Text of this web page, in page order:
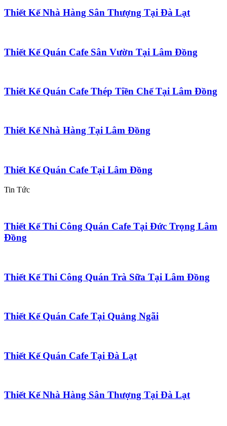
Thiết Kế Nhà Hàng Sân Thượng Tại Đà Lạt
Thiết Kế Quán Cafe Sân Vườn Tại Lâm Đồng
Thiết Kế Quán Cafe Thép Tiền Chế Tại Lâm Đồng
Thiết Kế Nhà Hàng Tại Lâm Đồng
Thiết Kế Quán Cafe Tại Lâm Đồng
Tin Tức
Thiết Kế Thi Công Quán Cafe Tại Đức Trọng Lâm
Đồng
Thiết Kế Thi Công Quán Trà Sữa Tại Lâm Đồng
Thiết Kế Quán Cafe Tại Quảng Ngãi
Thiết Kế Quán Cafe Tại Đà Lạt
Thiết Kế Nhà Hàng Sân Thượng Tại Đà Lạt